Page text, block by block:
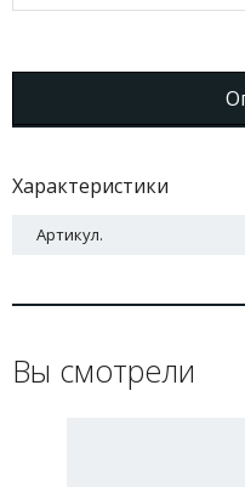
Характеристики
Артикул.
Вы смотрели